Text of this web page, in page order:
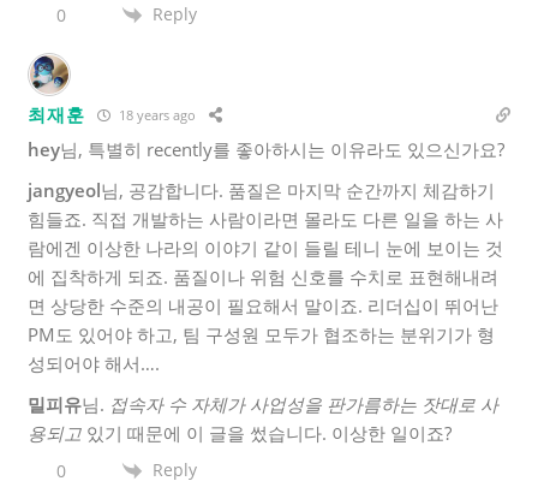
0 Reply
최재훈 18 years ago
hey님, 특별히 recently를 좋아하시는 이유라도 있으신가요?
jangyeol님, 공감합니다. 품질은 마지막 순간까지 체감하기
힘들죠. 직접 개발하는 사람이라면 몰라도 다른 일을 하는 사
람에겐 이상한 나라의 이야기 같이 들릴 테니 눈에 보이는 것
에 집착하게 되죠. 품질이나 위험 신호를 수치로 표현해내려
면 상당한 수준의 내공이 필요해서 말이죠. 리더십이 뛰어난
PM도 있어야 하고, 팀 구성원 모두가 협조하는 분위기가 형
성되어야 해서….
밀피유님. 접속자 수 자체가 사업성을 판가름하는 잣대로 사
용되고 있기 때문에 이 글을 썼습니다. 이상한 일이죠?
0 Reply